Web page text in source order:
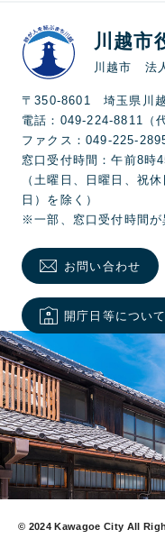
川越市
川越市 法
〒350-8601 埼玉県川
電話：049-224-8811（
ファクス：049-225-
窓口受付時間：午前8時
（土曜日、日曜日、祝
日）を除く）
※一部、窓口受付時間が
お問い合わせ
開庁日等について
© 2024 Kawagoe City All